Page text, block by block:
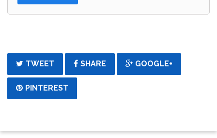
TWEET SHARE GOOGLE+
PINTEREST